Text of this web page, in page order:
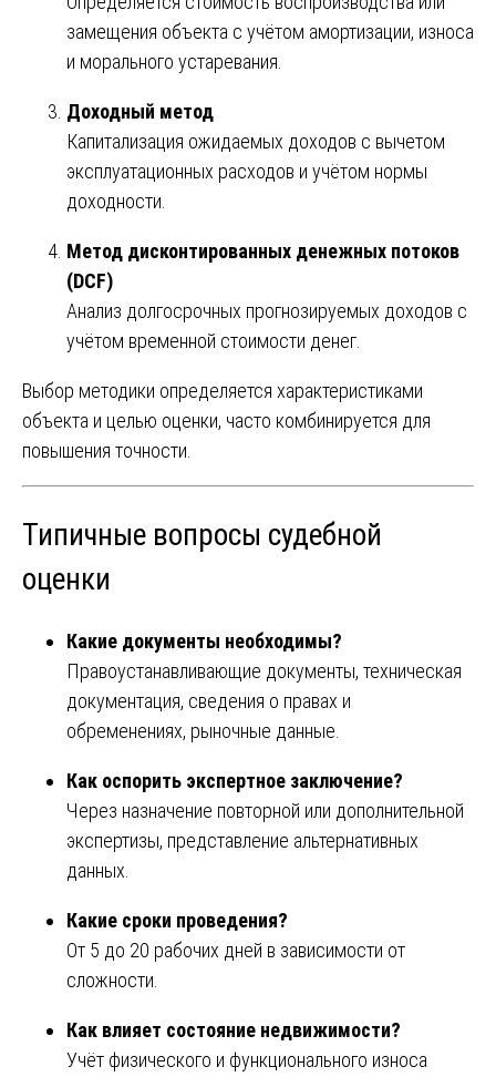
замещения объекта с учётом амортизации, износа
и морального устаревания.
Доходный метод
Капитализация ожидаемых доходов с вычетом
эксплуатационных расходов и учётом нормы
доходности.
Метод дисконтированных денежных потоков
(DCF)
Анализ долгосрочных прогнозируемых доходов с
учётом временной стоимости денег.
Выбор методики определяется характеристиками
объекта и целью оценки, часто комбинируется для
повышения точности.
Типичные вопросы судебной
оценки
Какие документы необходимы?
Правоустанавливающие документы, техническая
документация, сведения о правах и
обременениях, рыночные данные.
Как оспорить экспертное заключение?
Через назначение повторной или дополнительной
экспертизы, представление альтернативных
данных.
Какие сроки проведения?
От 5 до 20 рабочих дней в зависимости от
сложности.
Как влияет состояние недвижимости?
Учёт физического и функционального износа